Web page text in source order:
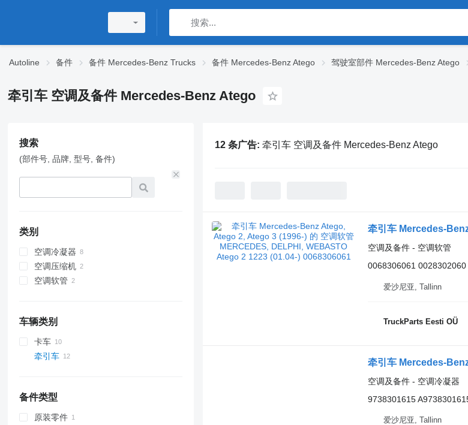
Autoline 备件 备件 Mercedes-Benz Trucks 备件 Mercedes-Benz Atego 驾驶室部件 Mercedes-Benz Atego
牵引车 空调及备件 Mercedes-Benz Atego
搜索
(部件号, 品牌, 型号, 备件)
类别
空调冷凝器
空调压缩机
空调软管
车辆类别
卡车
牵引车
备件类型
原装零件
12 条广告: 牵引车 空调及备件 Mercedes-Benz Atego
空调及备件 - 空调软管
0068306061
爱沙尼亚, Tallinn
TruckParts Eesti OÜ
空调及备件 - 空调冷凝器
9738301615
爱沙尼亚, Tallinn